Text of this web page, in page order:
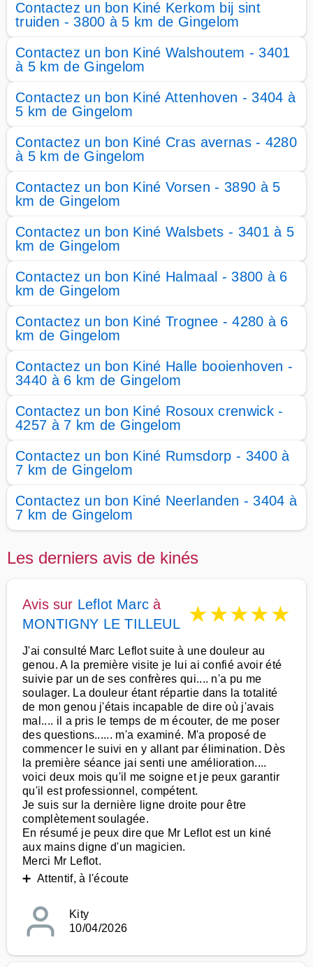
Contactez un bon Kiné Kerkom bij sint
truiden - 3800 à 5 km de Gingelom
Contactez un bon Kiné Walshoutem - 3401
à 5 km de Gingelom
Contactez un bon Kiné Attenhoven - 3404 à
5 km de Gingelom
Contactez un bon Kiné Cras avernas - 4280
à 5 km de Gingelom
Contactez un bon Kiné Vorsen - 3890 à 5
km de Gingelom
Contactez un bon Kiné Walsbets - 3401 à 5
km de Gingelom
Contactez un bon Kiné Halmaal - 3800 à 6
km de Gingelom
Contactez un bon Kiné Trognee - 4280 à 6
km de Gingelom
Contactez un bon Kiné Halle booienhoven -
3440 à 6 km de Gingelom
Contactez un bon Kiné Rosoux crenwick -
4257 à 7 km de Gingelom
Contactez un bon Kiné Rumsdorp - 3400 à
7 km de Gingelom
Contactez un bon Kiné Neerlanden - 3404 à
7 km de Gingelom
Les derniers avis de kinés
Avis sur Leflot Marc à
MONTIGNY LE TILLEUL ★★★★★
J'ai consulté Marc Leflot suite à une douleur au
genou. A la première visite je lui ai confié avoir été
suivie par un de ses confrères qui.... n'a pu me
soulager. La douleur étant répartie dans la totalité
de mon genou j'étais incapable de dire où j'avais
mal.... il a pris le temps de m écouter, de me poser
des questions...... m'a examiné. M'a proposé de
commencer le suivi en y allant par élimination. Dès
la première séance jai senti une amélioration....
voici deux mois qu'il me soigne et je peux garantir
qu'il est professionnel, compétent.
Je suis sur la dernière ligne droite pour être
complètement soulagée.
En résumé je peux dire que Mr Leflot est un kiné
aux mains digne d'un magicien.
Merci Mr Leflot.
➕ Attentif, à l'écoute
Kity
10/04/2026